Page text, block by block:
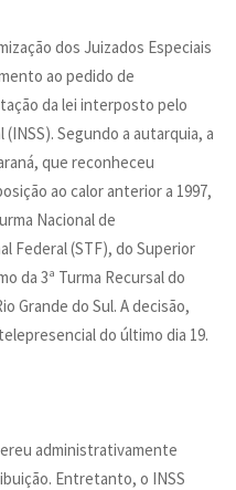
dos Juizados Especiais
ao pedido de
da lei interposto pelo
Segundo a autarquia, a
que reconheceu
ao calor anterior a 1997,
Nacional de
Federal (STF), do Superior
da 3ª Turma Recursal do
Grande do Sul. A decisão,
do último dia 19.
administrativamente
Entretanto, o INSS